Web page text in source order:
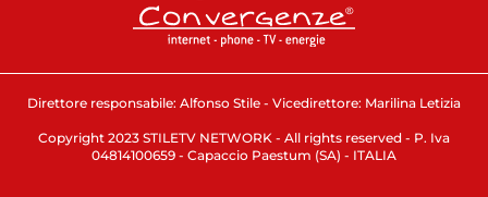
Direttore responsabile: Alfonso Stile - Vicedirettore: Marilina Letizia
Copyright 2023 STILETV NETWORK - All rights reserved - P. Iva
04814100659 - Capaccio Paestum (SA) - ITALIA